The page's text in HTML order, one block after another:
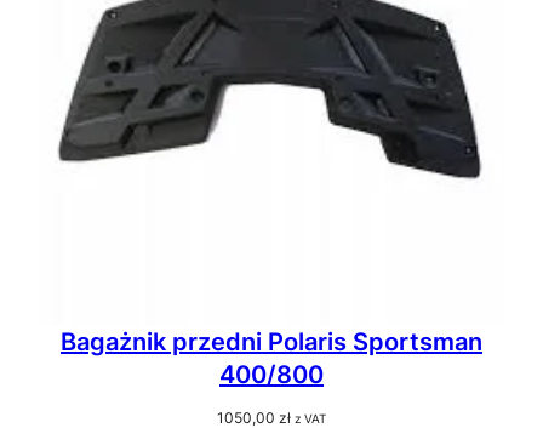
Bagażnik przedni Polaris Sportsman
400/800
1050,00 zł z VAT